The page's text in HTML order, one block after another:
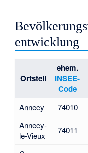
entwicklung
Ortsteil
ehem.
INSEE-
Code
Annecy 74010
Annecy-
le-Vieux
74011